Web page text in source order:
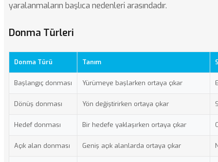
yaralanmaların başlıca nedenleri arasındadır.
Donma Türleri
Donma Türü Tanım
Başlangıç donması Yürümeye başlarken ortaya çıkar
Dönüş donması Yön değiştirirken ortaya çıkar
Hedef donması Bir hedefe yaklaşırken ortaya çıkar
Açık alan donması Geniş açık alanlarda ortaya çıkar